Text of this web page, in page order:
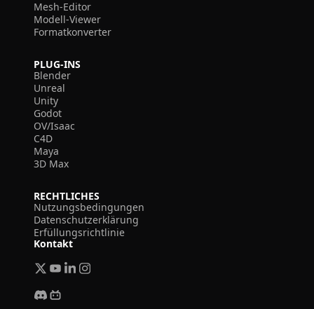
Mesh-Editor
Modell-Viewer
Formatkonverter
PLUG-INS
Blender
Unreal
Unity
Godot
OV/Isaac
C4D
Maya
3D Max
RECHTLICHES
Nutzungsbedingungen
Datenschutzerklärung
Erfüllungsrichtlinie
Kontakt